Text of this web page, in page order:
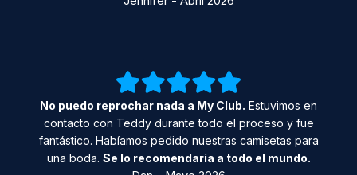
No puedo reprochar nada a My Club. Estuvimos en
contacto con Teddy durante todo el proceso y fue
fantástico. Habíamos pedido nuestras camisetas para
una boda. Se lo recomendaría a todo el mundo.